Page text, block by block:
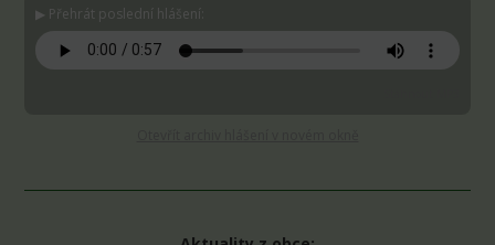
▶ Přehrát poslední hlášení: